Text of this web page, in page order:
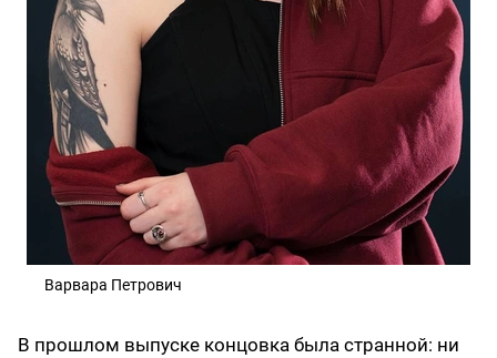
Варвара Петрович
В прошлом выпуске концовка была странной: ни